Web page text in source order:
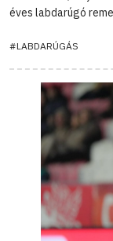
éves labdarúgó
#LABDARÚGÁS